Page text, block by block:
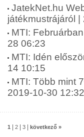
JatekNet.hu
játékmustrájáról
MTI:
28 06:23
MTI: Idén
14 10:15
MTI: Több mint
2019-10-30 12:32
1 2 3 következő »